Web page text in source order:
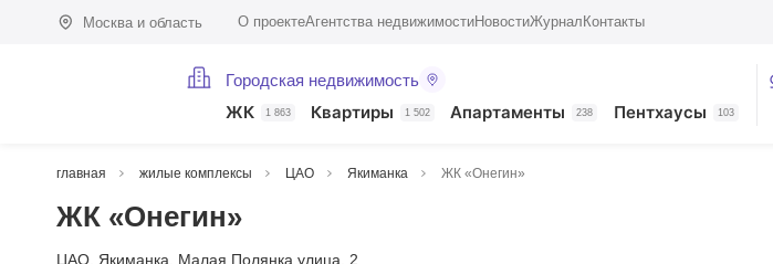
Москва и область О проектеАгентства недвижимостиНовостиЖурнал Контакты
Городская недвижимость
ЖК 1 863 Квартиры 1 502 Апартаменты 238 Пентхаусы 103
главная жилые комплексы ЦАО Якиманка ЖК «Онегин»
ЖК «Онегин»
ЦАО Якиманка Малая Полянка улица
2